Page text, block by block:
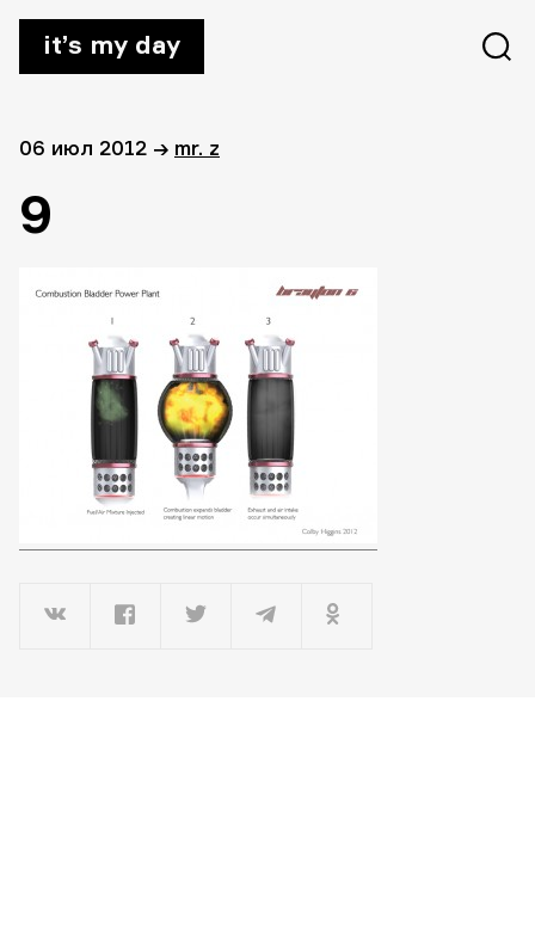
it’s my day
06 июл 2012 → mr. z
9